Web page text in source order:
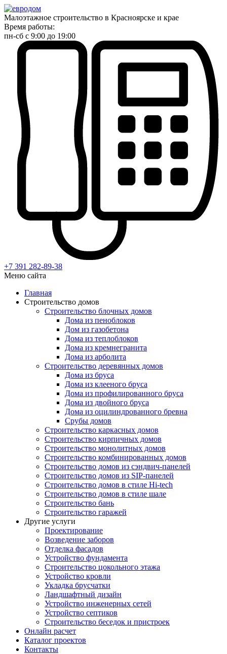
Малоэтажное строительство в Красноярске и крае
Время работы:
пн-сб с 9:00 до 19:00
+7 391 282-89-38
Меню сайта
Главная
Строительство домов
Строительство блочных домов
Дома из пеноблоков
Дом из газобетона
Дома из теплоблоков
Дома из кремнегранита
Дома из арболита
Строительство деревянных домов
Дома из бруса
Дома из клееного бруса
Дома из профилированного бруса
Дома из двойного бруса
Дома из оцилиндрованного бревна
Срубы домов
Строительство каркасных домов
Строительство кирпичных домов
Строительство монолитных домов
Строительство комбинированных домов
Строительство домов из сэндвич-панелей
Строительство домов из SIP-панелей
Строительство домов в стиле Hi-tech
Строительство домов в стиле шале
Строительство бань
Строительство гаражей
Другие услуги
Проектирование
Возведение заборов
Отделка фасадов
Устройство фундамента
Строительство цокольного этажа
Устройство кровли
Укладка брусчатки
Ландшафтный дизайн
Устройство инженерных сетей
Устройство септиков
Строительство беседок и пристроек
Онлайн расчет
Каталог проектов
Контакты